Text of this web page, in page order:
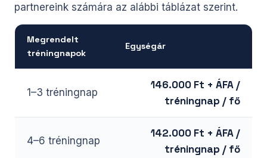
partnereink számára az alábbi táblázat szerint.
Megrendelt
tréningnapok
Egységár
1–3 tréningnap
146.000 Ft + ÁFA /
tréningnap / fő
4–6 tréningnap
142.000 Ft + ÁFA /
tréningnap / fő